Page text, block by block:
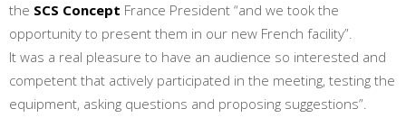
the SCS Concept France President “and we took the
opportunity to present them in our new French facility”.
It was a real pleasure to have an audience so interested and
competent that actively participated in the meeting, testing the
equipment, asking questions and proposing suggestions”.